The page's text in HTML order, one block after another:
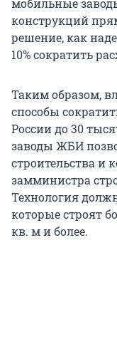
мобильные
конструкций
решение, как
10% сократить
Таким образом,
способы
России до 30
заводы ЖБИ
строительства и
замминистра
Технология
которые строят
кв. м и более.